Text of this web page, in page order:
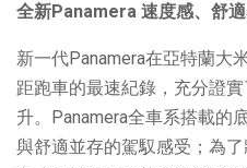
全新Panamera 速度感、舒
新一代Panamera在亞特蘭大
距跑車的最速紀錄，充分證
升。Panamera全車系搭載的
與舒適並存的駕馭感受；為